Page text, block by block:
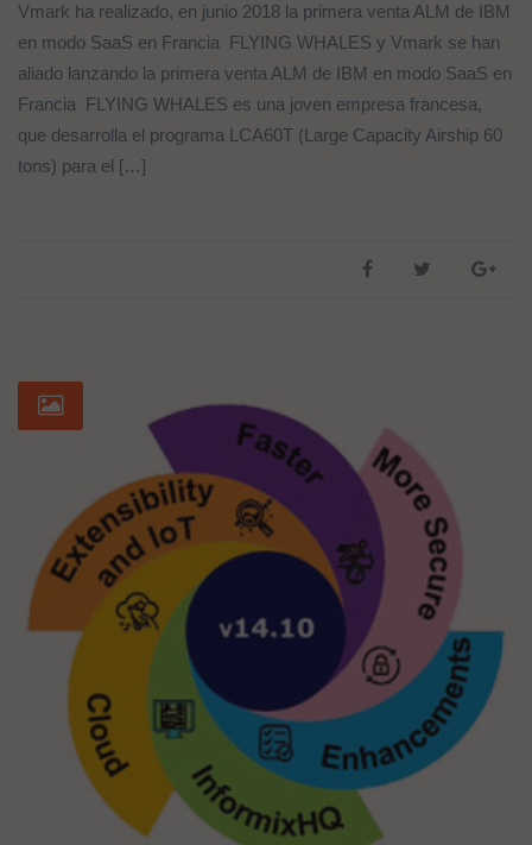
Vmark ha realizado, en junio 2018 la primera venta ALM de IBM
en modo SaaS en Francia FLYING WHALES y Vmark se han
aliado lanzando la primera venta ALM de IBM en modo SaaS en
Francia FLYING WHALES es una joven empresa francesa,
que desarrolla el programa LCA60T (Large Capacity Airship 60
tons) para el […]